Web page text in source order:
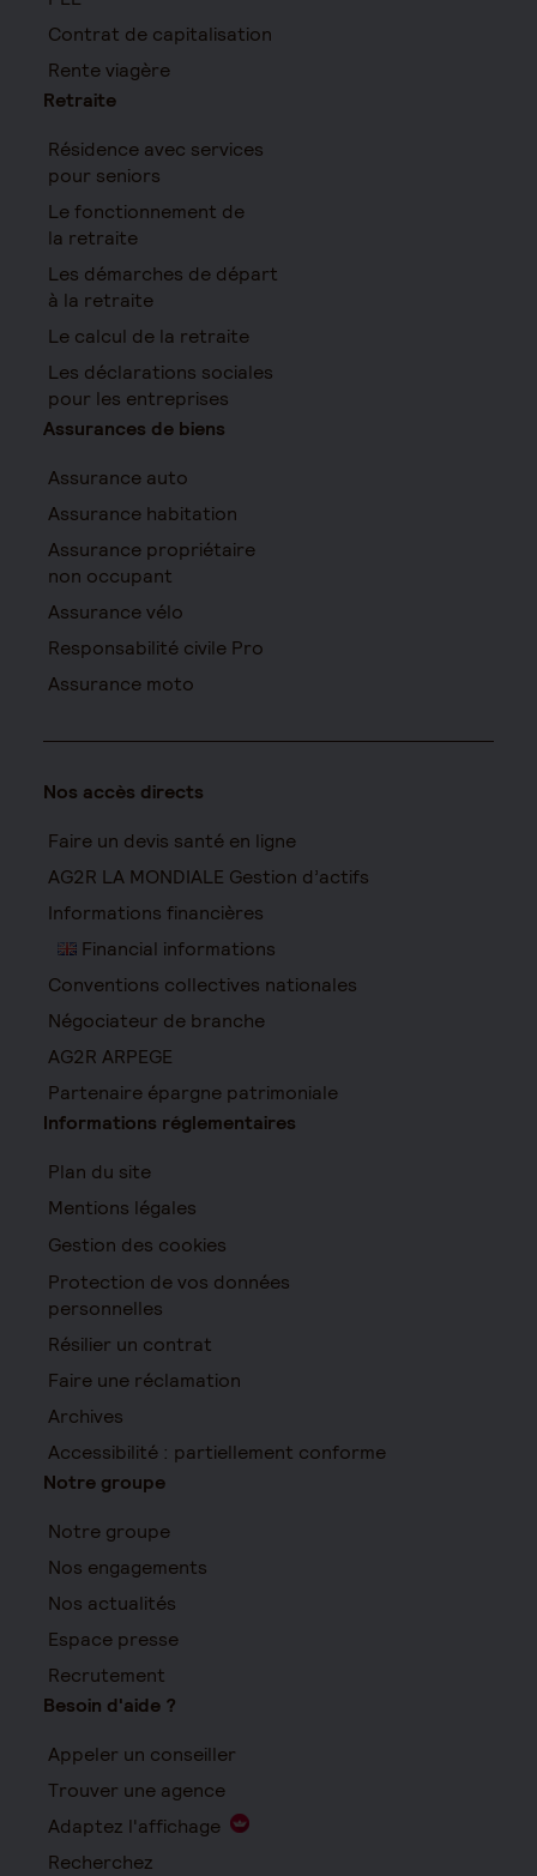
Contrat de capitalisation
Rente viagère
Retraite
Résidence avec services
pour seniors
Le fonctionnement de
la retraite
Les démarches de départ
à la retraite
Le calcul de la retraite
Les déclarations sociales
pour les entreprises
Assurances de biens
Assurance auto
Assurance habitation
Assurance propriétaire
non occupant
Assurance vélo
Responsabilité civile Pro
Assurance moto
Nos accès directs
Faire un devis santé en ligne
AG2R LA MONDIALE Gestion d’actifs
Informations financières
Financial informations
Conventions collectives nationales
Négociateur de branche
AG2R ARPEGE
Partenaire épargne patrimoniale
Informations réglementaires
Plan du site
Mentions légales
Gestion des cookies
Protection de vos données
personnelles
Résilier un contrat
Faire une réclamation
Archives
Accessibilité : partiellement conforme
Notre groupe
Notre groupe
Nos engagements
Nos actualités
Espace presse
Recrutement
Besoin d'aide ?
Appeler un conseiller
Trouver une agence
Adaptez l'affichage
Recherchez